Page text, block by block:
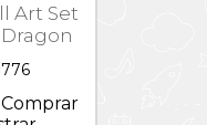
Art Set